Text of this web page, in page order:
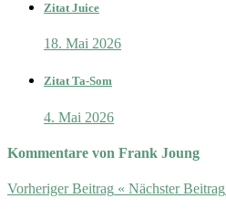
Zitat Juice
18. Mai 2026
Zitat Ta-Som
4. Mai 2026
Kommentare von Frank Joung
Vorheriger Beitrag « Nächster Beitrag